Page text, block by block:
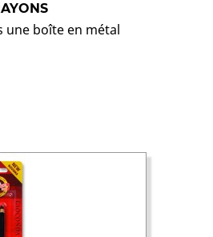
une boîte en métal